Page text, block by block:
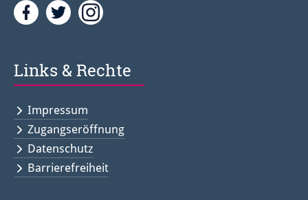
FacebookTwitter<
Links & Rechte
Impressum
Zugangseröffnung
Datenschutz
Barrierefreiheit